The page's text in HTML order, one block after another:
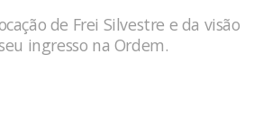
de Frei Silvestre e da visão
ingresso na Ordem.